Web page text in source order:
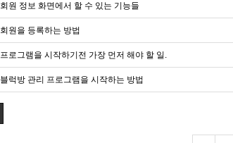
회원 정보 화면에서 할 수 있는 기능들
회원을 등록하는 방법
프로그램을 시작하기전 가장 먼저 해야 할 일.
블럭방 관리 프로그램을 시작하는 방법